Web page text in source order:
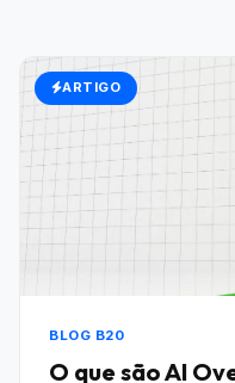
ARTIGO
BLOG B20
O que são AI